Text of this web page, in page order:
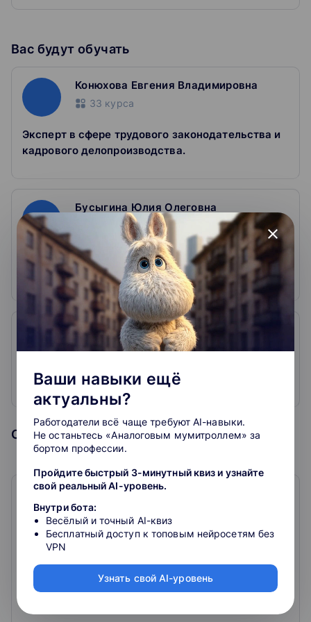
Вас будут обучать
Конюхова Евгения Владимировна
33 курса
Эксперт в сфере трудового законодательства и
кадрового делопроизводства.
Бусыгина Юлия Олеговна
курса
Эксперт Контур.Школы по бухгалтерскому учету,
зарплате, кадрам, трудовому праву
Бударина Екатерина Валерьевна
курс
Куратор
Образовательная организация
КонтурШкола
4.4
онлайн-образования, предоставляющий
высококачественные образовательные программы по
close
Ваши навыки ещё
актуальны?
Работодатели всё чаще требуют AI-навыки.
Не останьтесь «Аналоговым мумитроллем» за
бортом профессии.
Пройдите быстрый 3-минутный квиз и узнайте
свой реальный AI-уровень.
Внутри бота:
Весёлый и точный AI-квиз
Бесплатный доступ к топовым нейросетям без
VPN
Узнать свой AI-уровень